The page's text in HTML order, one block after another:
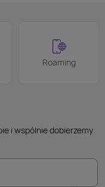
Roaming
i wspólnie dobierzemy